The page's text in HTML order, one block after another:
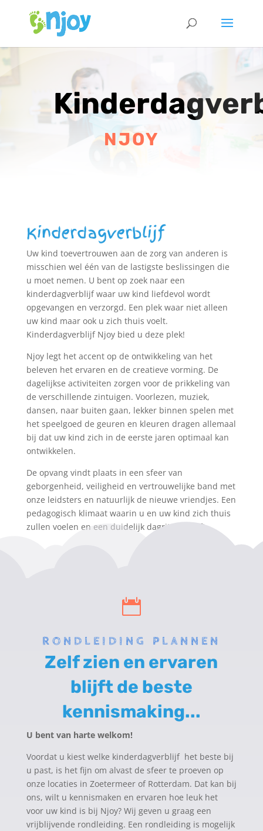
NJOY
Kinderdagverblijf
Uw kind toevertrouwen aan de zorg van anderen is
misschien wel één van de lastigste beslissingen die
u moet nemen. U bent op zoek naar een
kinderdagverblijf waar uw kind liefdevol wordt
opgevangen en verzorgd. Een plek waar niet alleen
uw kind maar ook u zich thuis voelt.
Kinderdagverblijf Njoy bied u deze plek!
Njoy legt het accent op de ontwikkeling van het
beleven het ervaren en de creatieve vorming. De
dagelijkse activiteiten zorgen voor de prikkeling van
de verschillende zintuigen. Voorlezen, muziek,
dansen, naar buiten gaan, lekker binnen spelen met
het speelgoed de geuren en kleuren dragen allemaal
bij dat uw kind zich in de eerste jaren optimaal kan
ontwikkelen.
De opvang vindt plaats in een sfeer van
geborgenheid, veiligheid en vertrouwelijke band met
onze leidsters en natuurlijk de nieuwe vriendjes. Een
pedagogisch klimaat waarin u en uw kind zich thuis
zullen voelen en een duidelijk dagritme heeft.

RONDLEIDING PLANNEN
Zelf zien en ervaren
blijft de beste
kennismaking...
U bent van harte welkom!
Voordat u kiest welke kinderdagverblijf het beste bij
u past, is het fijn om alvast de sfeer te proeven op
onze locaties in Zoetermeer of Rotterdam. Dat kan bij
ons, wilt u kennismaken en ervaren hoe leuk het
voor uw kind is bij Njoy? Wij geven u graag een
vrijblijvende rondleiding. Een rondleiding is mogelijk